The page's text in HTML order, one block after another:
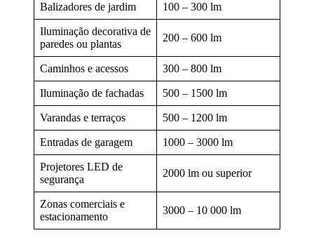
Balizadores de jardim 100 – 300 lm
Iluminação decorativa de
paredes ou plantas
200 – 600 lm
Caminhos e acessos 300 – 800 lm
Iluminação de fachadas 500 – 1500 lm
Varandas e terraços 500 – 1200 lm
Entradas de garagem 1000 – 3000 lm
Projetores LED de
segurança
2000 lm ou superior
Zonas comerciais e
estacionamento
3000 – 10 000 lm